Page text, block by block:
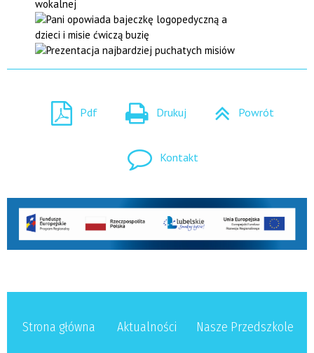
Pdf Drukuj Powrót
Kontakt
Strona główna Aktualności Nasze Przedszkole